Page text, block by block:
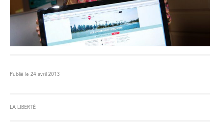
Publié le 24 avril 2013
LA LIBERTÉ